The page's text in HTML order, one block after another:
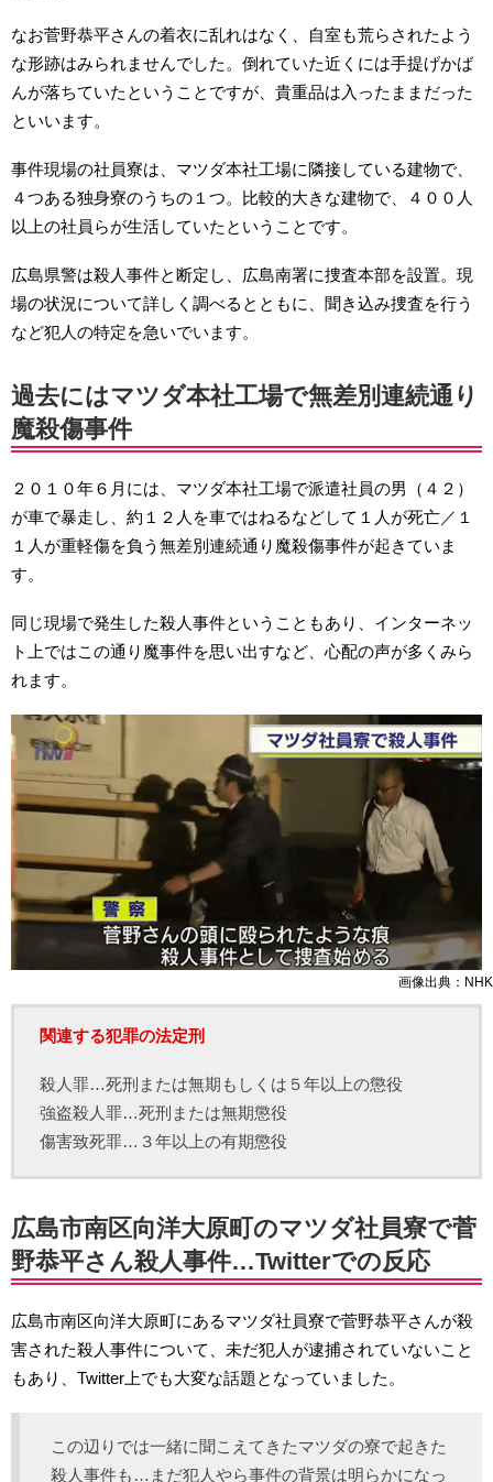
なお菅野恭平さんの着衣に乱れはなく、自室も荒らされたよう
な形跡はみられませんでした。倒れていた近くには手提げかば
んが落ちていたということですが、貴重品は入ったままだった
といいます。
事件現場の社員寮は、マツダ本社工場に隣接している建物で、
４つある独身寮のうちの１つ。比較的大きな建物で、４００人
以上の社員らが生活していたということです。
広島県警は殺人事件と断定し、広島南署に捜査本部を設置。現
場の状況について詳しく調べるとともに、聞き込み捜査を行う
など犯人の特定を急いでいます。
過去にはマツダ本社工場で無差別連続通り
魔殺傷事件
２０１０年６月には、マツダ本社工場で派遣社員の男（４２）
が車で暴走し、約１２人を車ではねるなどして１人が死亡／１
１人が重軽傷を負う無差別連続通り魔殺傷事件が起きていま
す。
同じ現場で発生した殺人事件ということもあり、インターネッ
ト上ではこの通り魔事件を思い出すなど、心配の声が多くみら
れます。
画像出典：NHK
関連する犯罪の法定刑
殺人罪…死刑または無期もしくは５年以上の懲役
強盗殺人罪…死刑または無期懲役
傷害致死罪…３年以上の有期懲役
広島市南区向洋大原町のマツダ社員寮で菅
野恭平さん殺人事件…Twitterでの反応
広島市南区向洋大原町にあるマツダ社員寮で菅野恭平さんが殺
害された殺人事件について、未だ犯人が逮捕されていないこと
もあり、Twitter上でも大変な話題となっていました。
この辺りでは一緒に聞こえてきたマツダの寮で起きた
殺人事件も…まだ犯人やら事件の背景は明らかになっ